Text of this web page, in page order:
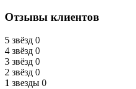
Отзывы клиентов
5 звёзд 0
4 звёзд 0
3 звёзд 0
2 звёзд 0
1 звезды 0